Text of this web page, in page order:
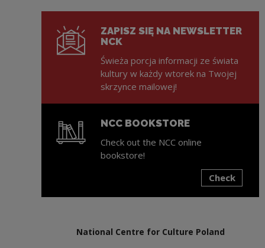
ZAPISZ SIĘ NA NEWSLETTER
NCK
Świeża porcja informacji ze świata
kultury w każdy wtorek na Twojej
skrzynce mailowej!
NCC BOOKSTORE
Check out the NCC online
bookstore!
Check
National Centre for Culture Poland